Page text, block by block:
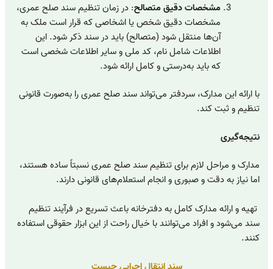
مشخصات دقیق متصالح: در زمان تنظیم سند صلح عمری،
مشخصات دقیق شخص یا اشخاصی که قرار است ملک به
آن‌ها منتقل شود (متصالح) باید در سند ذکر شود. این
اطلاعات شامل نام، کد ملی و سایر اطلاعات شخصی است
که باید به‌درستی و کامل ارائه شود.
با ارائه این مدارک، سردفتر می‌تواند سند صلح عمری را به‌صورت قانونی
تنظیم و ثبت کند.
نتیجه‌گیری
مدارک و مراحل لازم برای تنظیم سند صلح عمری نسبتاً ساده هستند،
اما نیاز به دقت و صبوری و انجام استعلام‌های قانونی دارند.
تهیه و ارائه مدارک کامل به دفترخانه باعث تسریع در فرآیند تنظیم
سند می‌شود و افراد می‌توانند با خیال راحت از این ابزار حقوقی استفاده
کنند.